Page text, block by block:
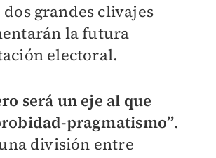
dos grandes clivajes
la futura
electoral.
será un eje al que
pragmatismo”.
división entre